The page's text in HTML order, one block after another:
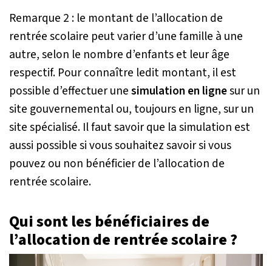
Remarque 2 : le montant de l’allocation de
rentrée scolaire peut varier d’une famille à une
autre, selon le nombre d’enfants et leur âge
respectif. Pour connaître ledit montant, il est
possible d’effectuer unesimulation en lignesur un
site gouvernemental ou, toujours en ligne, sur un
site spécialisé. Il faut savoir que la simulation est
aussi possible si vous souhaitez savoir si vous
pouvez ou non bénéficier de l’allocation de
rentrée scolaire.
Qui sont les bénéficiaires de
l’allocation de rentrée scolaire ?